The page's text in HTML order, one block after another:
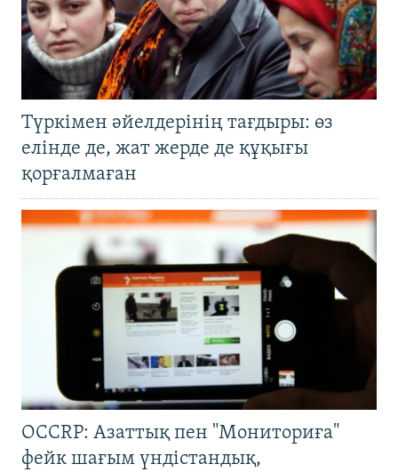
Түркімен әйелдерінің тағдыры: өз
елінде де, жат жерде де құқығы
қорғалмаған
OCCRP: Азаттық пен "Мониториға"
фейк шағым үндістандық,